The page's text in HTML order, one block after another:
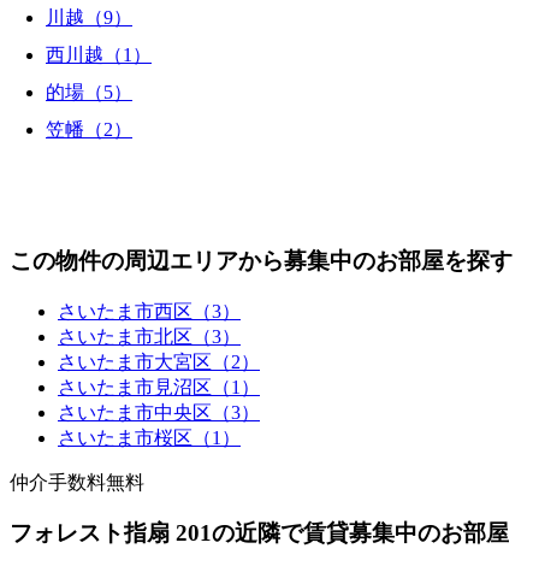
川越（9）
西川越（1）
的場（5）
笠幡（2）
この物件の周辺エリアから募集中のお部屋を探す
さいたま市西区（3）
さいたま市北区（3）
さいたま市大宮区（2）
さいたま市見沼区（1）
さいたま市中央区（3）
さいたま市桜区（1）
仲介手数料無料
フォレスト指扇 201の近隣で賃貸募集中のお部屋